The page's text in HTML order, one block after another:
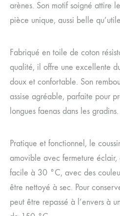
arènes. Son motif soigné attire
pièce unique, aussi belle
Fabriqué en toile de coton
qualité, il offre une excellente
doux et confortable. Son
assise agréable, parfaite pour
longues faenas dans les gradins.
Pratique et fonctionnel, le
amovible avec fermeture
facile à 30 °C, avec des
être nettoyé à sec. Pour
peut être repassé à l’envers à